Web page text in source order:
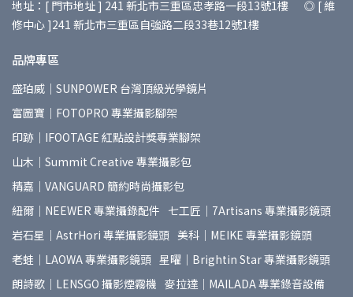
地址：[ 門市地址 ] 241 新北市三重區忠孝路一段13號1樓 ◎ [ 維
修中心 ]241 新北市三重區自強路二段33巷12號1樓
品牌專區
盛珀威｜SUNPOWER 台灣頂級光學鏡片
富圖寶｜FOTOPRO 專業攝影腳架
印跡｜IFOOTAGE 紅點設計獎專業腳架
山木｜Summit Creative 專業攝影包
精嘉｜VANGUARD 簡約時尚攝影包
紐爾｜NEEWER 專業攝錄配件 七工匠｜7Artisans 專業攝影鏡頭
岩石星｜AstrHori 專業攝影鏡頭 美科｜MEIKE 專業攝影鏡頭
老蛙｜LAOWA 專業攝影鏡頭 星曜｜Brightin Star 專業攝影鏡頭
朗詩歌｜LENSGO 攝影煙霧機 麥拉達｜MAILADA 專業錄音設備